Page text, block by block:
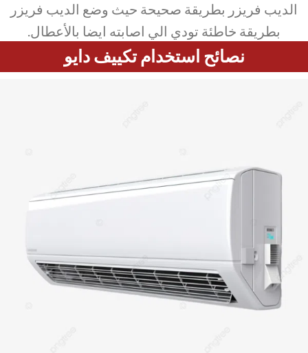
الديب فريزر بطريقة صحيحة حيث وضع الديب فريزر
بطريقة خاطئة تودي الي اصابته ايضا بالأعطال.
نصائح استخدام تكييف دايو